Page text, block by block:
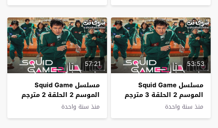
53:53
مسلسل Squid Game
الموسم 2 الحلقة 3 مترجم
منذ سنة واحدة
57:21
مسلسل Squid Game
الموسم 2 الحلقة 2 مترجم
منذ سنة واحدة